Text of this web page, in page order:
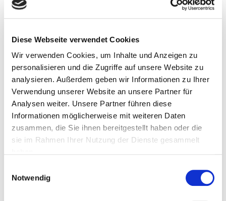
Diese Webseite verwendet Cookies
Wir verwenden Cookies, um Inhalte und Anzeigen zu
personalisieren und die Zugriffe auf unsere Website zu
analysieren. Außerdem geben wir Informationen zu Ihrer
Verwendung unserer Website an unsere Partner für
Analysen weiter. Unsere Partner führen diese
Informationen möglicherweise mit weiteren Daten
zusammen, die Sie ihnen bereitgestellt haben oder die
sie im Rahmen Ihrer Nutzung der Dienste gesammelt
Notwendig